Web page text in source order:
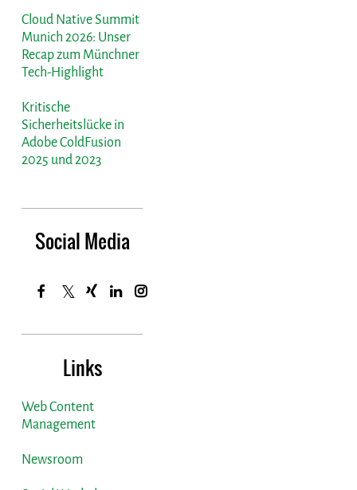
Cloud Native Summit
Munich 2026: Unser
Recap zum Münchner
Tech-Highlight
Kritische
Sicherheitslücke in
Adobe ColdFusion
2025 und 2023
Social Media
Links
Web Content
Management
Newsroom